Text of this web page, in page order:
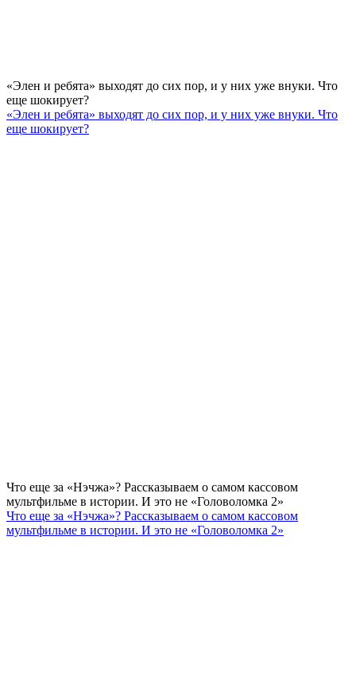
«Элен и ребята» выходят до сих пор, и у них уже внуки. Что
еще шокирует?
«Элен и ребята» выходят до сих пор, и у них уже внуки. Что
еще шокирует?
Что еще за «Нэчжа»? Рассказываем о самом кассовом
мультфильме в истории. И это не «Головоломка 2»
Что еще за «Нэчжа»? Рассказываем о самом кассовом
мультфильме в истории. И это не «Головоломка 2»